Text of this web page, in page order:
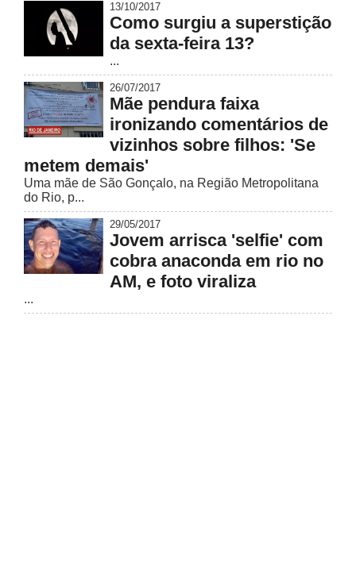
13/10/2017
Como surgiu a superstição
da sexta-feira 13?
...
26/07/2017
Mãe pendura faixa
ironizando comentários de
vizinhos sobre filhos: 'Se
metem demais'
Uma mãe de São Gonçalo, na Região Metropolitana
do Rio, p...
29/05/2017
Jovem arrisca 'selfie' com
cobra anaconda em rio no
AM, e foto viraliza
...